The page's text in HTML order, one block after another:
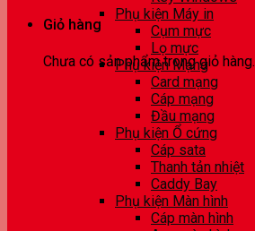
Giỏ hàng
Chưa có sản phẩm trong giỏ hàng.
Phụ kiện Máy in
Cụm mực
Lọ mực
Phụ kiện Mạng
Card mạng
Cáp mạng
Đầu mạng
Phụ kiện Ổ cứng
Cáp sata
Thanh tản nhiệt
Caddy Bay
Phụ kiện Màn hình
Cáp màn hình